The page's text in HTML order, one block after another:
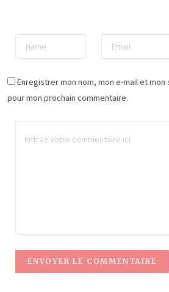
Enregistrer mon nom, mon e-mail et
pour mon prochain commentaire.